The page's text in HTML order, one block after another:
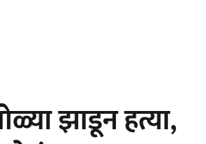
झाडून हत्या,